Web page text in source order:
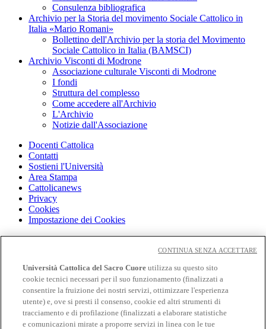
Consulenza bibliografica
Archivio per la Storia del movimento Sociale Cattolico in
Italia «Mario Romani»
Bollettino dell'Archivio per la storia del Movimento
Sociale Cattolico in Italia (BAMSCI)
Archivio Visconti di Modrone
Associazione culturale Visconti di Modrone
I fondi
Struttura del complesso
Come accedere all'Archivio
L'Archivio
Notizie dall'Associazione
Docenti Cattolica
Contatti
Sostieni l'Università
Area Stampa
Cattolicanews
Privacy
Cookies
Impostazione dei Cookies
Cloudmail
OFF-CAMPUS
Intranet
Biblioteca
Librerie
Educatt
Università Cattolica del Sacro Cuore utilizza su questo sito
cookie tecnici necessari per il suo funzionamento (finalizzati a
consentire la fruizione dei nostri servizi, ottimizzare l'esperienza
utente) e, ove si presti il consenso, cookie ed altri strumenti di
tracciamento e di profilazione (finalizzati a elaborare statistiche
e comunicazioni mirate a proporre servizi in linea con le tue
CONTINUA SENZA ACCETTARE